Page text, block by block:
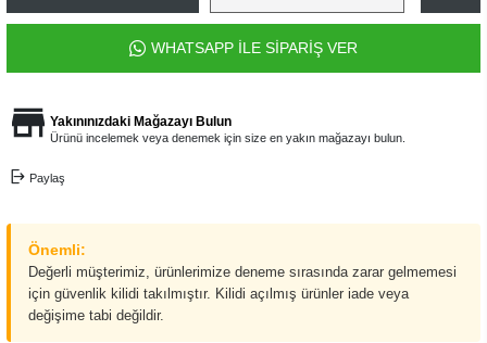
WHATSAPP İLE SİPARİŞ VER
Yakınınızdaki Mağazayı Bulun
Ürünü incelemek veya denemek için size en yakın mağazayı bulun.
Paylaş
Önemli:
Değerli müşterimiz, ürünlerimize deneme sırasında zarar gelmemesi
için güvenlik kilidi takılmıştır. Kilidi açılmış ürünler iade veya
değişime tabi değildir.